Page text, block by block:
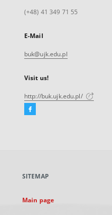
(+48) 41 349 71 55
E-Mail
buk@ujk.edu.pl
Visit us!
http://buk.ujk.edu.pl/
Facebook
new
SITEMAP
Main page